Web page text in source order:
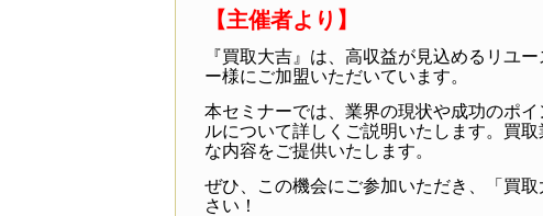
【主催者より】
『買取大吉』は、高収益が見込めるリユ
ー様にご加盟いただいています。
本セミナーでは、業界の現状や成功のポ
ルについて詳しくご説明いたします。買
な内容をご提供いたします。
ぜひ、この機会にご参加いただき、「買
さい！